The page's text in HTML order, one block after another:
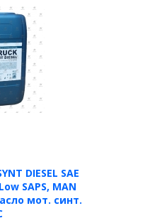
DIESEL SAE
SAPS, MAN
мот. синт.